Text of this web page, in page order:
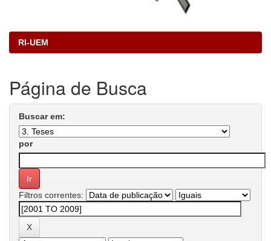
RI-UEM
Página de Busca
Buscar em:
por
Filtros correntes: